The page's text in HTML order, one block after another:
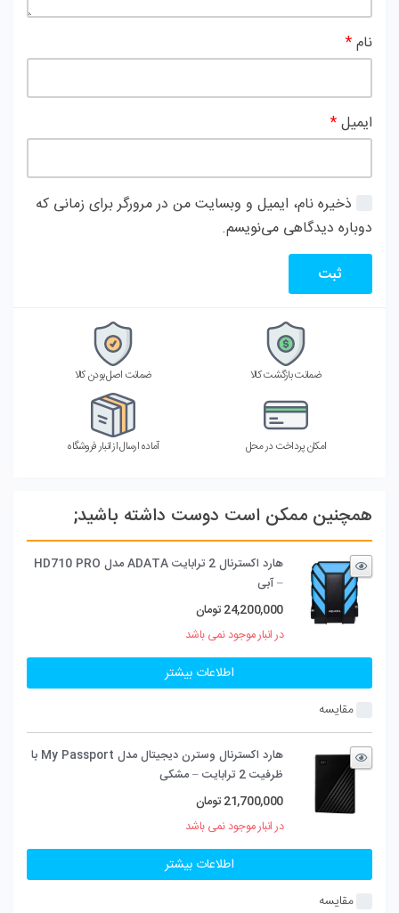
نام*
ایمیل*
ذخیره نام، ایمیل و وبسایت من در مرورگر برای زمانی که
دوباره دیدگاهی می‌نویسم.
ضمانت بازگشت کالا ضمانت اصل بودن کالا
امکان پرداخت در محل آماده ارسال از انبار فروشگاه
همچنین ممکن است دوست داشته باشید;
هارد اکسترنال 2 ترابایت ADATA مدل HD710 PRO
– آبی
24,200,000 تومان
در انبار موجود نمی باشد
اطلاعات بیشتر
مقایسه
هارد اکسترنال وسترن دیجیتال مدل My Passport با
ظرفیت 2 ترابایت – مشکی
21,700,000 تومان
در انبار موجود نمی باشد
اطلاعات بیشتر
مقایسه